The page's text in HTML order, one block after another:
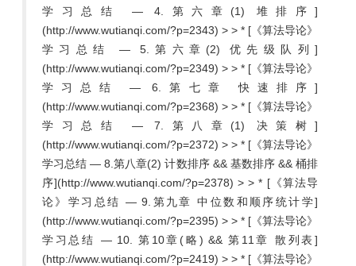
学习总结 — 4.第六章(1) 堆排序]
(http://www.wutianqi.com/?p=2343) > > * [《算法导论》
学习总结 — 5.第六章(2) 优先级队列]
(http://www.wutianqi.com/?p=2349) > > * [《算法导论》
学习总结 — 6.第七章 快速排序]
(http://www.wutianqi.com/?p=2368) > > * [《算法导论》
学习总结 — 7.第八章(1) 决策树]
(http://www.wutianqi.com/?p=2372) > > * [《算法导论》
学习总结 — 8.第八章(2) 计数排序 && 基数排序 && 桶排
序](http://www.wutianqi.com/?p=2378) > > * [《算法导
论》学习总结 — 9.第九章 中位数和顺序统计学]
(http://www.wutianqi.com/?p=2395) > > * [《算法导论》
学习总结 — 10. 第10章(略) && 第11章 散列表]
(http://www.wutianqi.com/?p=2419) > > * [《算法导论》